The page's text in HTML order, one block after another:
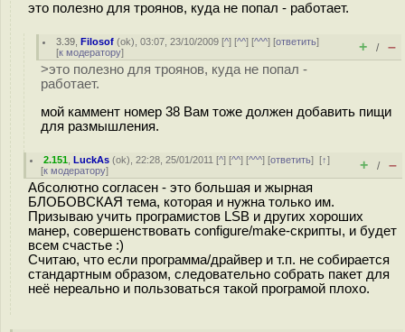
это полезно для троянов, куда не попал - работает.
3.39 ,Filosof (ok), 03:07, 23/10/2009 [^] [^^] [^^^] [ответить]
[к модератору] + / –
>это полезно для троянов, куда не попал -
работает.
мой каммент номер 38 Вам тоже должен добавить пищи
для размышления.
2.151 ,LuckAs (ok), 22:28, 25/01/2011 [^] [^^] [^^^] [ответить][↑]
[к модератору] + / –
Абсолютно согласен - это большая и жырная
БЛОБОВСКАЯ тема, которая и нужна только им.
Призываю учить програмистов LSB и других хороших
манер, совершенствовать configure/make-скрипты, и будет
всем счастье :)
Считаю, что если программа/драйвер и т.п. не собирается
стандартным образом, следовательно собрать пакет для
неё нереально и пользоваться такой програмой плохо.